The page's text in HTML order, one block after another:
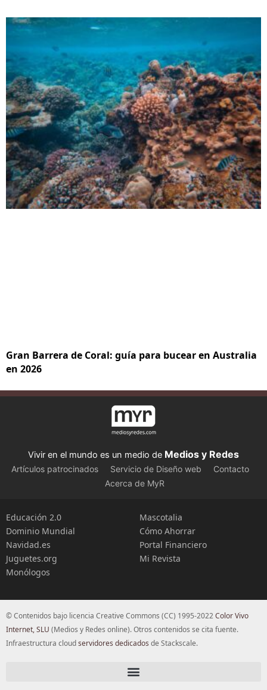
Gran Barrera de Coral: guía para bucear en Australia
en 2026
Vivir en el mundo es un medio de Medios y Redes
Artículos patrocinados Servicio de Diseño web
Contacto
Acerca de MyR
Educación 2.0
Dominio Mundial
Navidad.es
Juguetes.org
Monólogos
Mascotalia
Cómo Ahorrar
Portal Financiero
Mi Revista
© Contenidos bajo licencia Creative Commons (CC) 1995-2022Color Vivo
Internet, SLU (Medios y Redes online). Otros contenidos se cita fuente.
Infraestructura cloudservidores dedicados de Stackscale.